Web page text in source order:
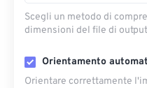
Scegli un metodo di
dimensioni del file di
Orientamento
Orientare correttamente